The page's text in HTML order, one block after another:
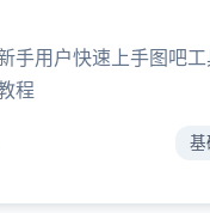
手用户快速上手图吧
程
基